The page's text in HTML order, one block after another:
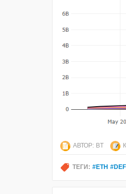
АВТОР: BT
ТЕГИ: #ETH